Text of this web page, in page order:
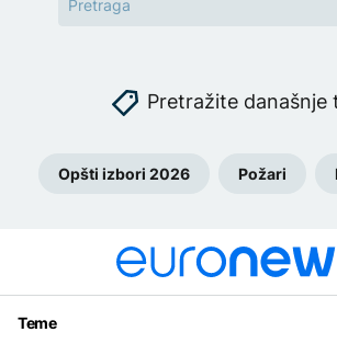
Pretražite današnje
Opšti izbori 2026 Požari
Teme